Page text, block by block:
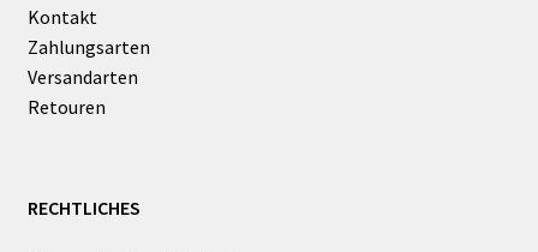
Kontakt
Zahlungsarten
Versandarten
Retouren
RECHTLICHES